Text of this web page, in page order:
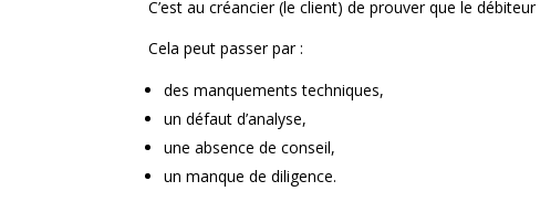
C’est au créancier (le client) de prouver que le
Cela peut passer par :
des manquements techniques,
un défaut d’analyse,
une absence de conseil,
un manque de diligence.